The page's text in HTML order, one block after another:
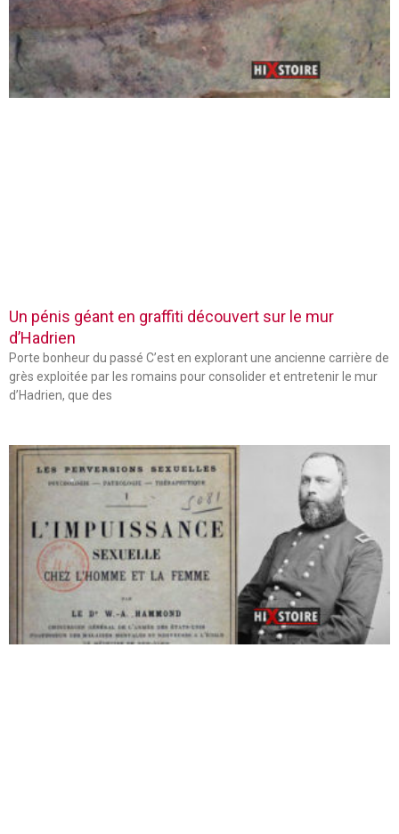
Un pénis géant en graffiti découvert sur le mur
d’Hadrien
Porte bonheur du passé C’est en explorant une ancienne carrière de
grès exploitée par les romains pour consolider et entretenir le mur
d’Hadrien, que des